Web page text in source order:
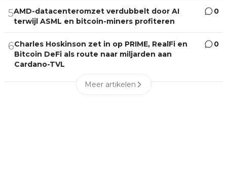
5AMD-datacenteromzet verdubbelt door AI
terwijl ASML en bitcoin-miners profiteren
0
6Charles Hoskinson zet in op PRIME, RealFi en
Bitcoin DeFi als route naar miljarden aan
Cardano-TVL
0
Meer artikelen